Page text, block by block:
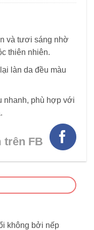
và tươi sáng nhờ
thiên nhiên.
làn da đều màu
nhanh, phù hợp với
trên FB
không bởi nếp